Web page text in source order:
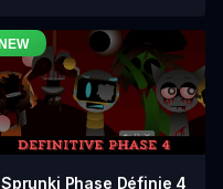
Sprunki Phase Définie 4